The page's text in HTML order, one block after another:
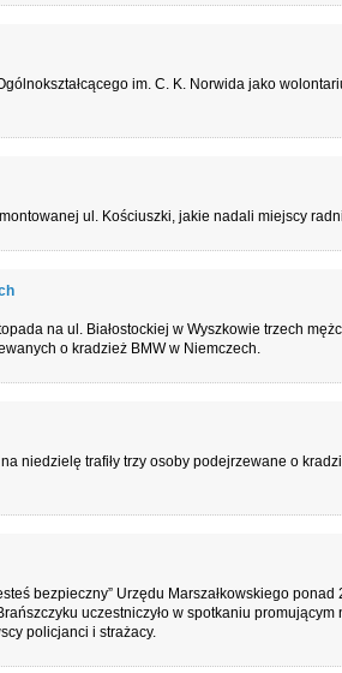
im. C. K. Norwida jako
ul. Kościuszki, jakie nadali miejscy
na ul. Białostockiej w Wyszkowie trzech
o kradzież BMW w Niemczech.
niedzielę trafiły trzy osoby podejrzewane o
bezpieczny” Urzędu Marszałkowskiego ponad
uczestniczyło w spotkaniu
policjanci i strażacy.